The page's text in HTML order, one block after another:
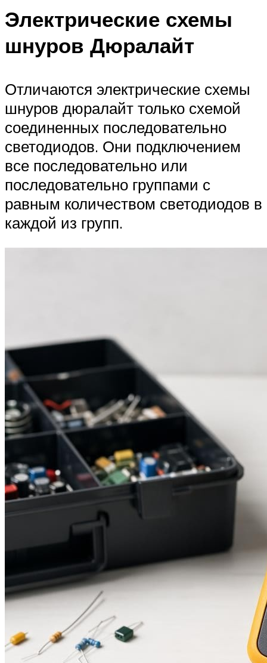
Электрические схемы
шнуров Дюралайт
Отличаются электрические схемы
шнуров дюралайт только схемой
соединенных последовательно
светодиодов. Они подключением
все последовательно или
последовательно группами с
равным количеством светодиодов в
каждой из групп.